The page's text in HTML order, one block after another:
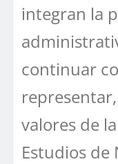
integran la
continuar
valores de
Estudios de